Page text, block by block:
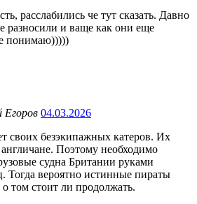
расслабились че тут сказать. Давно
разносили и ваще как они еще
понимаю)))))
Егоров 04.03.2026
своих безэкипажных катеров. Их
Поэтому необходимо
судна Британии руками
Тогда вероятно истинные пираты
о том стоит ли продолжать.